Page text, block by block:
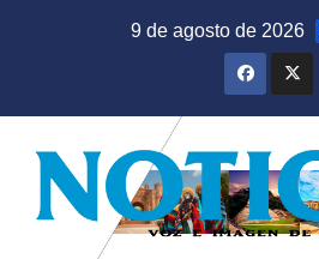
9 de agosto de 2026